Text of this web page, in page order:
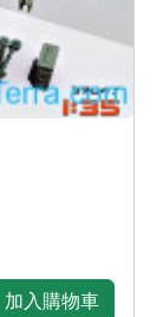
加入購物車